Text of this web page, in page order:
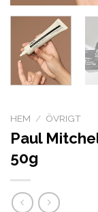
HEM / ÖVRIGT
Paul
50g